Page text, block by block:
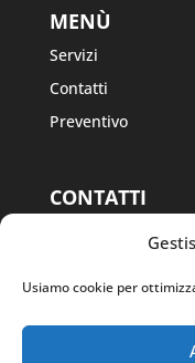
Usiamo cookie per
MENÙ
Servizi
Contatti
Preventivo
CONTATTI
Cav., 38, 24054
Calcio BG
Tel. 335 7070561